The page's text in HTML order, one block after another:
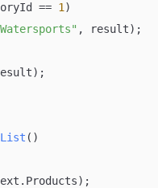
== 1 )
, result);
List ( )